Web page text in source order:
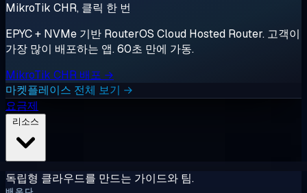
MikroTik CHR, 클릭 한 번
EPYC + NVMe 기반 RouterOS Cloud Hosted Router. 고객이
가장 많이 배포하는 앱. 60초 만에 가동.
MikroTik CHR 배포 →
마켓플레이스 전체 보기 →
요금제
독립형 클라우드를 만드는 가이드와 팀.